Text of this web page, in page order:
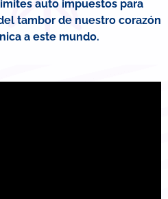
auto impuestos para
tambor de nuestro corazón
a este mundo.